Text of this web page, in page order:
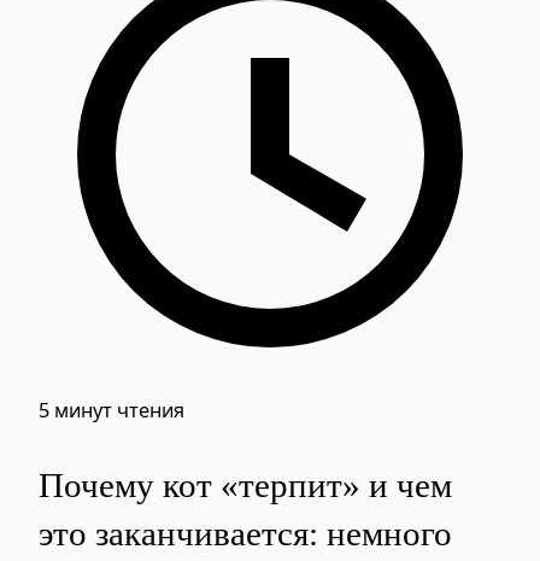
5 минут чтения
Почему кот «терпит» и чем
это заканчивается: немного